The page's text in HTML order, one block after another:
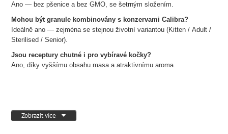
Ano — bez pšenice a bez GMO, se šetrným složením.
Mohou být granule kombinovány s konzervami Calibra?
Ideálně ano — zejména se stejnou životní variantou (Kitten / Adult /
Sterilised / Senior).
Jsou receptury chutné i pro vybíravé kočky?
Ano, díky vyššímu obsahu masa a atraktivnímu aroma.
Zobrazit více